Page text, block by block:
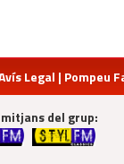
Legal | Pompeu
del grup: